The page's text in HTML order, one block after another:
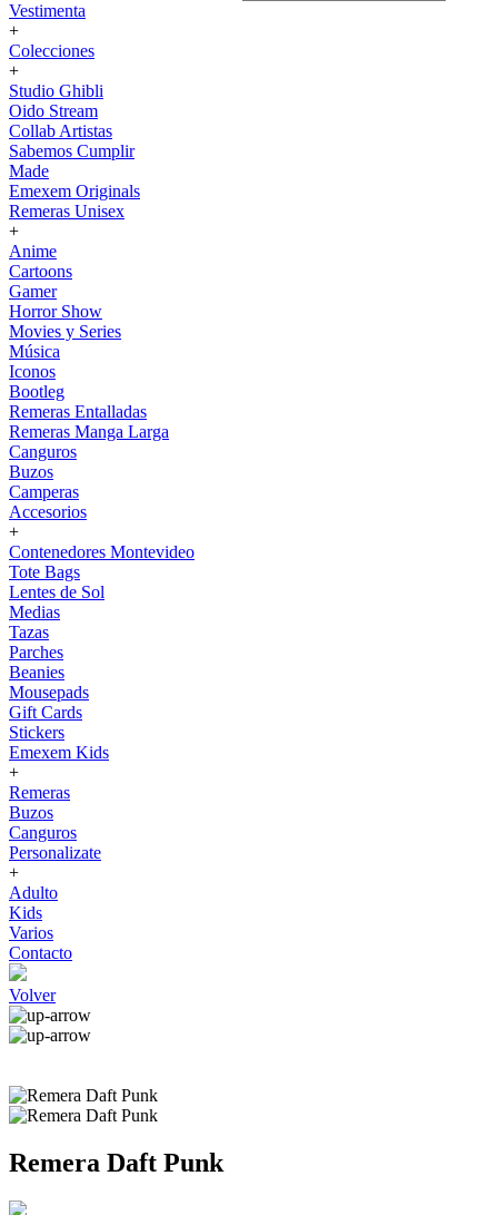
Vestimenta
+
Colecciones
+
Studio Ghibli
Oido Stream
Collab Artistas
Sabemos Cumplir
Made
Emexem Originals
Remeras Unisex
+
Anime
Cartoons
Gamer
Horror Show
Movies y Series
Música
Iconos
Bootleg
Remeras Entalladas
Remeras Manga Larga
Canguros
Buzos
Camperas
Accesorios
+
Contenedores Montevideo
Tote Bags
Lentes de Sol
Medias
Tazas
Parches
Beanies
Mousepads
Gift Cards
Stickers
Emexem Kids
+
Remeras
Buzos
Canguros
Personalizate
+
Adulto
Kids
Varios
Contacto
Volver
Remera Daft Punk